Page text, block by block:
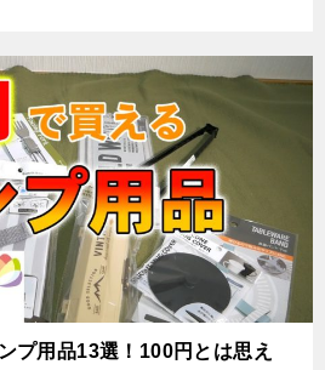
プ用品13選！100円とは思え